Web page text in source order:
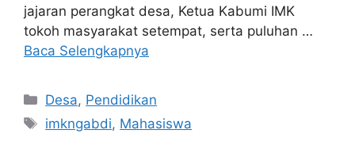
jajaran perangkat desa, Ketua Kabumi IMK
tokoh masyarakat setempat, serta puluhan …
Baca Selengkapnya
Kategori
Desa, Pendidikan
Tag
imkngabdi, Mahasiswa